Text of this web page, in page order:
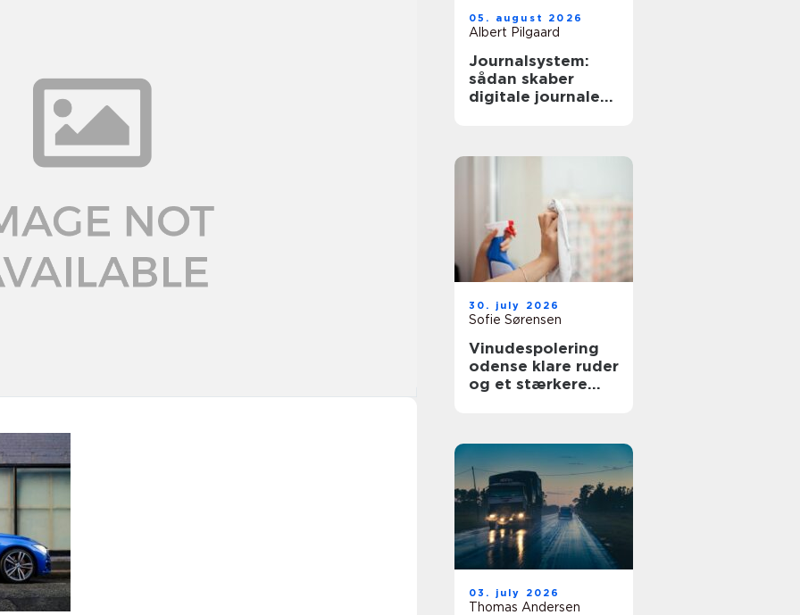
05. august 2026
Albert Pilgaard
Journalsystem:
sådan skaber
digitale journaler
30. july 2026
Sofie Sørensen
Vinudespolering
odense klare ruder
og et stærkere
03. july 2026
Thomas Andersen